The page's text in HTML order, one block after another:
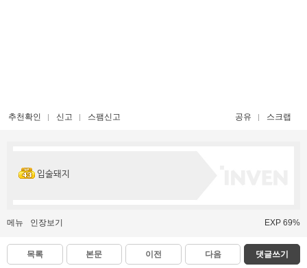
추천확인 신고 스팸신고 공유 스크랩
입술돼지
메뉴 인장보기 EXP 69%
목록 본문 이전 다음 댓글쓰기